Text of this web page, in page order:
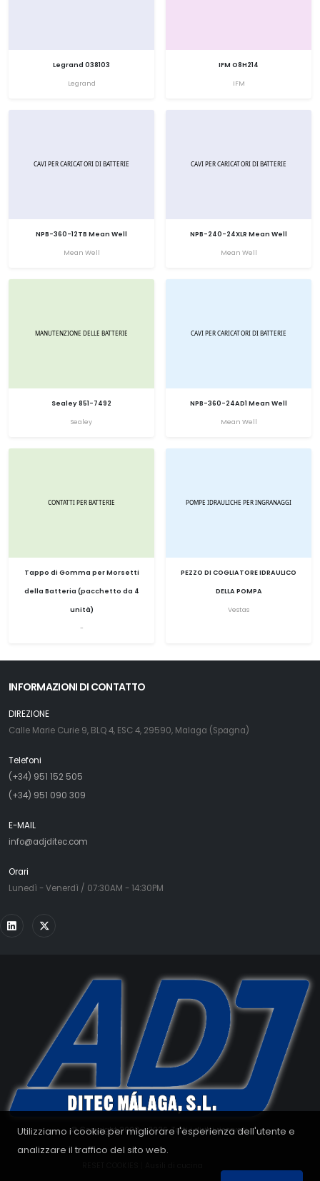
Utilizziamo i cookie per migliorare l'esperienza dell'utente e
analizzare il traffico del sito web.
Legrand 038103
Legrand
IFM O8H214
IFM
NPB-360-12TB Mean Well
Mean Well
NPB-240-24XLR Mean Well
Mean Well
Sealey 851-7492
Sealey
NPB-360-24AD1 Mean Well
Mean Well
Tappo di Gomma per Morsetti
della Batteria (pacchetto da 4
unità)
-
PEZZO DI COGLIATORE IDRAULICO
DELLA POMPA
Vestas
INFORMAZIONI DI CONTATTO
DIREZIONE
Calle Marie Curie 9, BLQ 4, ESC 4, 29590, Malaga (Spagna)
Telefoni
(+34) 951 152 505
(+34) 951 090 309
E-MAIL
info@adjditec.com
Orari
Lunedì - Venerdì / 07:30AM - 14:30PM
© Copyright 2008 - 2026. Tutti i diritti riservati.